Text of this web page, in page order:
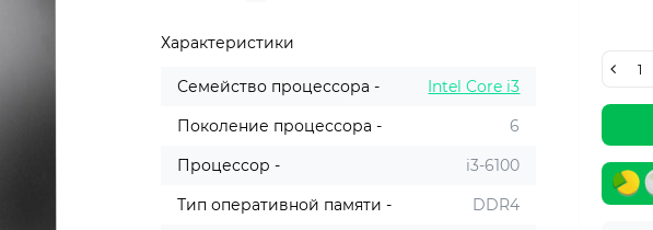
Характеристики
Семейство процессора -
Intel Core i3
Поколение процессора -
6
Процессор -
i3-6100
Тип оперативной памяти -
DDR4